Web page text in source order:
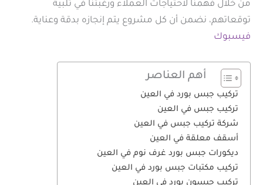
من خلال فهمنا لاحتياجات العملاء ورغبتنا في تلبية
توقعاتهم، نضمن أن كل مشروع يتم إنجازه بدقة وعناية.
فيسبوك
أهم العناصر
تركيب جبس بورد في العين
تركيب جبس في العين
شركة تركيب جبس في العين
أسقف معلقة في العين
ديكورات جبس بورد غرف نوم في العين
تركيب مكتبات جبس بورد في العين
تركيب جبسون بورد في العين